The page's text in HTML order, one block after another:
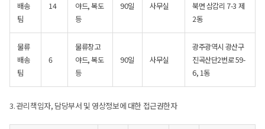
배송
팀
14
야드, 복도
등
90일 사무실
북면 삼감리 7-3 제
2동
물류
배송
팀
6
물류창고
야드, 복도
등
90일 사무실
광주광역시 광산구
진곡산단2번로 59-
6, 1동
3. 관리책임자, 담당부서 및 영상정보에 대한 접근권한자